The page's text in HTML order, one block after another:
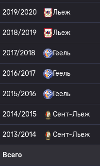
2019/2020 Льеж
2018/2019 Льеж
2017/2018 Геель
2016/2017 Геель
2015/2016 Геель
2014/2015 Сент-Льеж
2013/2014 Сент-Льеж
Всего